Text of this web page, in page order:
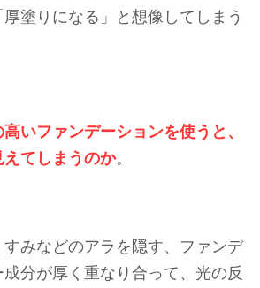
塗りになる」と想像してしまう
いファンデーションを使うと、
てしまうのか。
みなどのアラを隠す、ファンデ
分が厚く重なり合って、光の反